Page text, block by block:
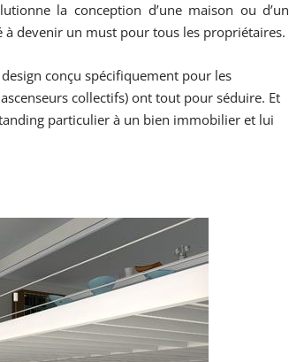
la conception d’une maison ou d’un
à devenir un must pour tous les propriétaires.
conçu spécifiquement pour les
collectifs) ont tout pour séduire. Et
particulier à un bien immobilier et lui